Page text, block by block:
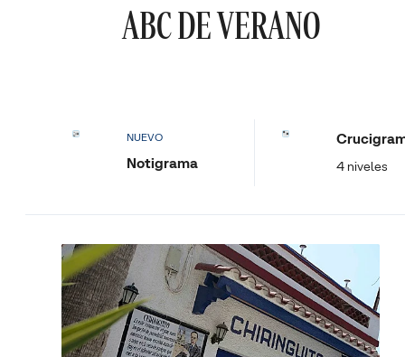
ABC DE VERANO
NUEVO
Notigrama 4 niveles